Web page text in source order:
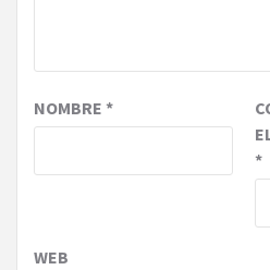
NOMBRE *
*
WEB